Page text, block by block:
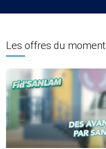
Les offres du moment